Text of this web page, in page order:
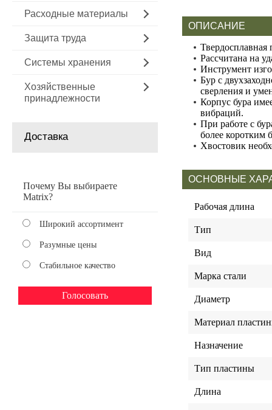
Расходные материалы
Защита труда
Системы хранения
Хозяйственные
принадлежности
Доставка
Почему Вы выбираете
Matrix?
Широкий ассортимент
Разумные цены
Стабильное качество
ОПИСАНИЕ
Твердосплавная
Рассчитана на
Инструмент
Бур с
сверления и
Корпус бура
вибраций.
При работе с
более коротким
Хвостовик
ОСНОВНЫЕ
Рабочая длина
Тип
Вид
Марка стали
Диаметр
Материал
Назначение
Тип пластины
Длина